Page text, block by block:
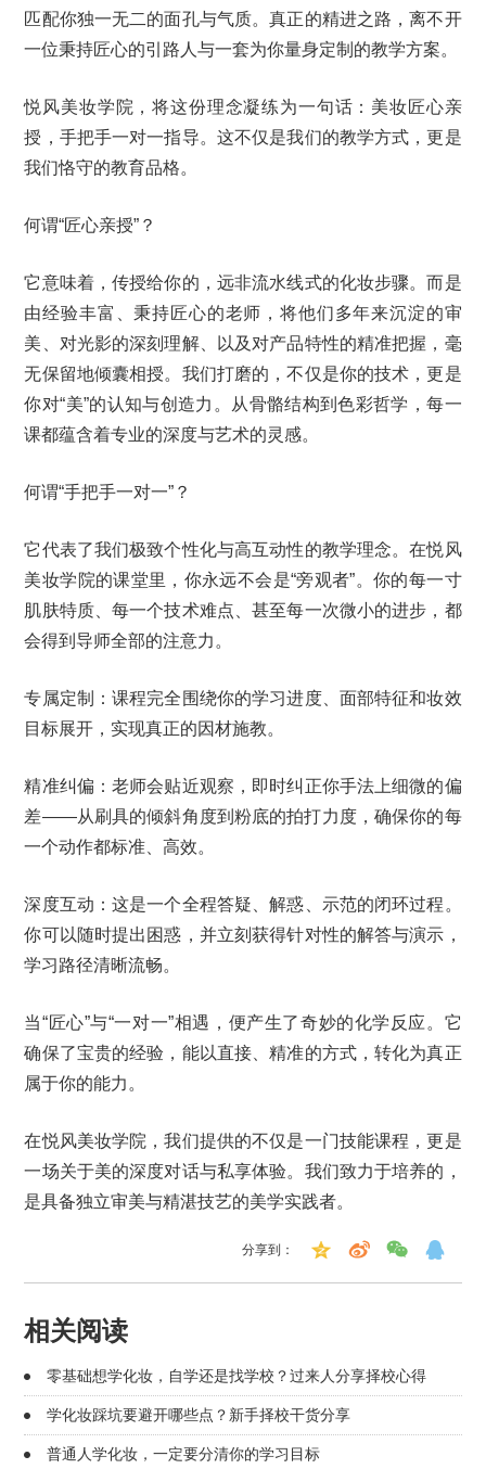
匹配你独一无二的面孔与气质。真正的精进之路，离不开
一位秉持匠心的引路人与一套为你量身定制的教学方案。
悦风美妆学院，将这份理念凝练为一句话：美妆匠心亲
授，手把手一对一指导。这不仅是我们的教学方式，更是
我们恪守的教育品格。
何谓“匠心亲授”？
它意味着，传授给你的，远非流水线式的化妆步骤。而是
由经验丰富、秉持匠心的老师，将他们多年来沉淀的审
美、对光影的深刻理解、以及对产品特性的精准把握，毫
无保留地倾囊相授。我们打磨的，不仅是你的技术，更是
你对“美”的认知与创造力。从骨骼结构到色彩哲学，每一
课都蕴含着专业的深度与艺术的灵感。
何谓“手把手一对一”？
它代表了我们极致个性化与高互动性的教学理念。在悦风
美妆学院的课堂里，你永远不会是“旁观者”。你的每一寸
肌肤特质、每一个技术难点、甚至每一次微小的进步，都
会得到导师全部的注意力。
专属定制：课程完全围绕你的学习进度、面部特征和妆效
目标展开，实现真正的因材施教。
精准纠偏：老师会贴近观察，即时纠正你手法上细微的偏
差——从刷具的倾斜角度到粉底的拍打力度，确保你的每
一个动作都标准、高效。
深度互动：这是一个全程答疑、解惑、示范的闭环过程。
你可以随时提出困惑，并立刻获得针对性的解答与演示，
学习路径清晰流畅。
当“匠心”与“一对一”相遇，便产生了奇妙的化学反应。它
确保了宝贵的经验，能以直接、精准的方式，转化为真正
属于你的能力。
在悦风美妆学院，我们提供的不仅是一门技能课程，更是
一场关于美的深度对话与私享体验。我们致力于培养的，
是具备独立审美与精湛技艺的美学实践者。
分享到：
相关阅读
零基础想学化妆，自学还是找学校？过来人分享择校心得
学化妆踩坑要避开哪些点？新手择校干货分享
普通人学化妆，一定要分清你的学习目标